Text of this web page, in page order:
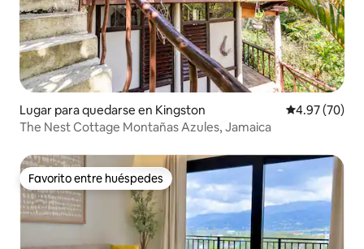
Lugar para quedarse en Kingston Calificación
4.97 (70)
The Nest Cottage Montañas Azules, Jamaica
Favorito entre huéspedes
Favorito entre huéspedes